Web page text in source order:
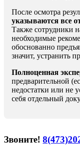
После осмотра
указываются все
Также сотрудники
необходимые
обоснованно
значит, устранить
Полноценная
предварительной
недостатки или не
себя отдельный
Звоните!